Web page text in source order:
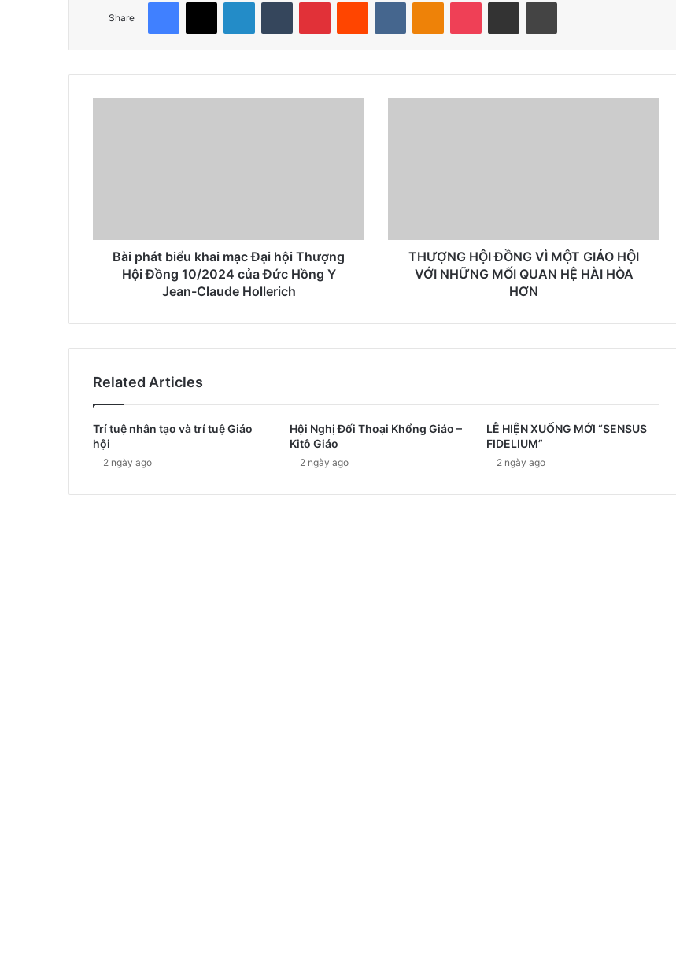
Share
Bài phát biểu khai mạc Đại hội Thượng
Hội Đồng 10/2024 của Đức Hồng Y
Jean-Claude Hollerich
THƯỢNG HỘI ĐỒNG VÌ MỘT GIÁO HỘI
VỚI NHỮNG MỐI QUAN HỆ HÀI HÒA
HƠN
Related Articles
Trí tuệ nhân tạo và trí tuệ Giáo
hội
2 ngày ago
Hội Nghị Đối Thoại Khổng Giáo –
Kitô Giáo
2 ngày ago
LỄ HIỆN XUỐNG MỚI “SENSUS
FIDELIUM”
2 ngày ago